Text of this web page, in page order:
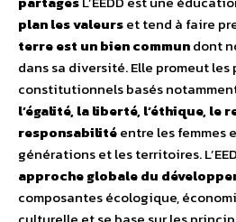
plan les valeurset tend à faire
terre est un bien commundont
dans sa diversité. Elle promeut
constitutionnels basés
l’égalité, la liberté, l’éthique, le
responsabilitéentre les femmes
générations et les territoires.
approche globale du
composantes écologique,